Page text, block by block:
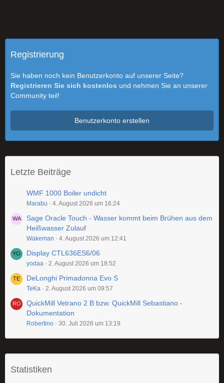
Registrierung
Sie haben noch kein Benutzerkonto auf unserer Seite?
Registrieren Sie sich kostenlos und nehmen Sie an unserer
Community teil!
Benutzerkonto erstellen
Letzte Beiträge
WMF 1000 Boiler undicht
Marabu 4. August 2026 um 16:24
Sage Oracle Touch - Wasser kommt beim Brühen aus dem
Heißwasser Zulauf
Wakeman 4. August 2026 um 12:41
Display CTL636ES6/06
yodaa 2. August 2026 um 18:52
DeLonghi Primadonna Evo S
TeKa 2. August 2026 um 09:57
QuickMill Vetrano 2 B bzw. QuickMill Sebastiano -
Dokumentation
Robertino 30. Juli 2026 um 13:19
Statistiken